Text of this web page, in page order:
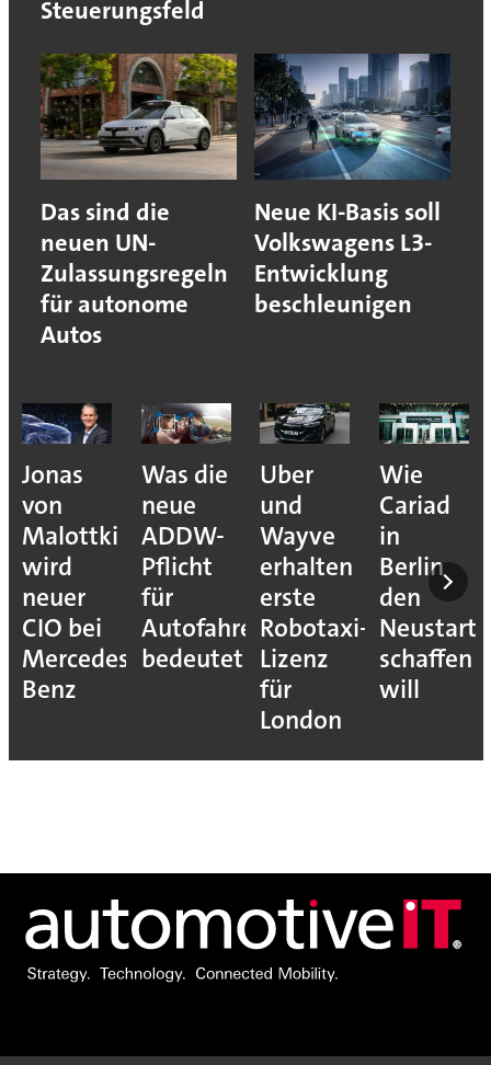
Steuerungsfeld
Das sind die
neuen UN-
Zulassungsregeln
für autonome
Autos
Neue KI-Basis soll
Volkswagens L3-
Entwicklung
beschleunigen
Jonas
von
Malottki
wird
neuer
CIO bei
Mercedes-
Benz
Was die
neue
ADDW-
Pflicht
für
Autofahrer
bedeutet
Uber
und
Wayve
erhalten
erste
Robotaxi-
Lizenz
für
London
Wie
Cariad
in
Berlin
den
Neustart
schaffen
will